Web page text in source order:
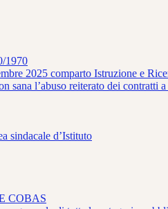
1970
2025 comparto Istruzione e
sana l’abuso reiterato dei contratti
sindacale d’Istituto
COBAS